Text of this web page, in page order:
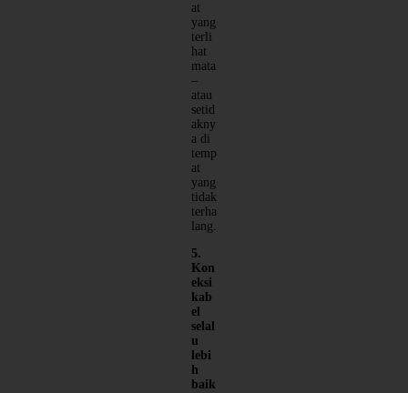
at
yang
terli
hat
mata
–
atau
setid
akny
a di
temp
at
yang
tidak
terha
lang.
5.
Kon
eksi
kab
el
selal
u
lebi
h
baik